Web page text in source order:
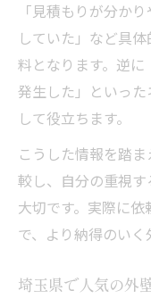
「見積もりが分か
していた」など具
料となります。逆
発生した」といっ
して役立ちます。
こうした情報を踏
較し、自分の重視
大切です。実際に
で、より納得のいく
埼玉県で人気の外